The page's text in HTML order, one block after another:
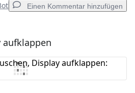
Einen Kommentar hinzufügen
hinzufügen
aufklappen